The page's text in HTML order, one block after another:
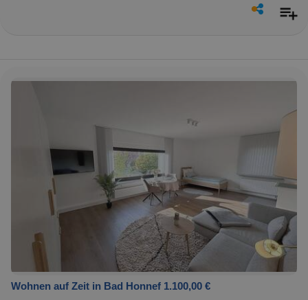
Wohnen auf Zeit in Bad Honnef 1.100,00 €